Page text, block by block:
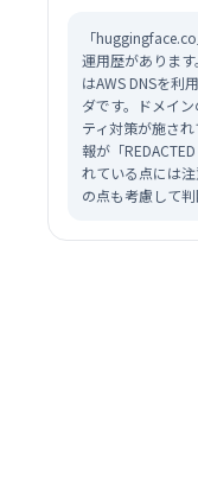
「
運用歴がありま
はAWS DNSを利
ダです。ドメイ
ティ対策が施さ
報が「
れている点には
の点も考慮して判